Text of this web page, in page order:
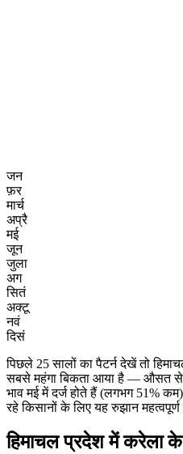
जन
फ़र
मार्च
अप्रै
मई
जून
जुला
अग
सितं
अक्टू
नवं
दिसं
पिछले 25 सालों का पैटर्न देखें तो
सबसे महंगा बिकता आया है — औसत से
भाव मई में दर्ज होते हैं (लगभग 51%
रहे किसानों के लिए यह रुझान महत्वपूर्ण
हिमाचल प्रदेश में करेला के